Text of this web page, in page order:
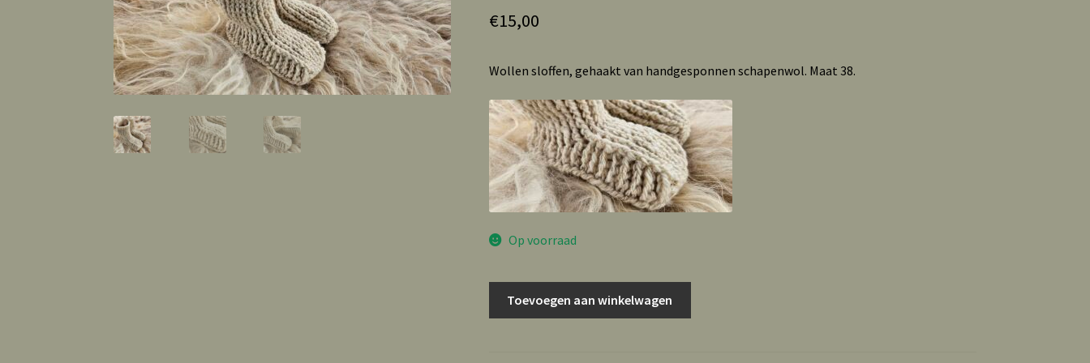
€15,00
Wollen sloffen, gehaakt van handgesponnen schapenwol. Maat 38.
Op voorraad
Toevoegen aan winkelwagen